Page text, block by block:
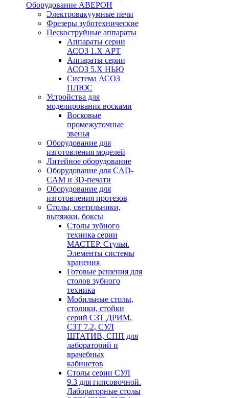
Оборудование АВЕРОН
Электровакуумные печи
Фрезеры зуботехнические
Пескоструйные аппараты
Аппараты серии
АСОЗ 1.Х АРТ
Аппараты серии
АСОЗ 5.Х НЬЮ
Система АСОЗ
ПЛЮС
Устройства для
моделирования восками
Восковые
промежуточные
звенья
Оборудование для
изготовления моделей
Литейное оборудование
Оборудование для CAD-
CAM и 3D-печати
Оборудование для
изготовления протезов
Cтолы, светильники,
вытяжки, боксы
Столы зубного
техника серии
МАСТЕР. Стулья.
Элементы системы
хранения
Готовые решения для
столов зубного
техника
Мобильные столы,
столики, стойки
серий СЗТ ДРИМ,
СЗТ 7.2, СУЛ
ШТАТИВ, СПП для
лабораторий и
врачебных
кабинетов
Столы серии СУЛ
9.3 для гипсовочной.
Лабораторные столы